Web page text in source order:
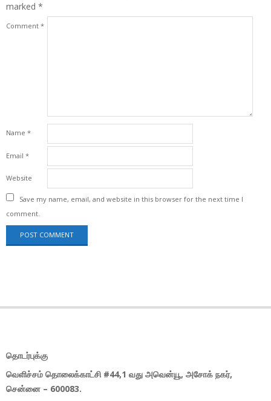
marked *
Comment *
Name *
Email *
Website
Save my name, email, and website in this browser for the next time I
comment.
தொடர்புக்கு
வெளிச்சம் தொலைக்காட்சி #44,1 வது அவென்யூ, அசோக் நகர்,
சென்னை – 600083.